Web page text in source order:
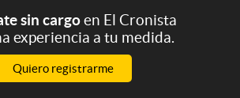
sin cargoen El Cronista
experiencia a tu medida.
Quiero registrarme